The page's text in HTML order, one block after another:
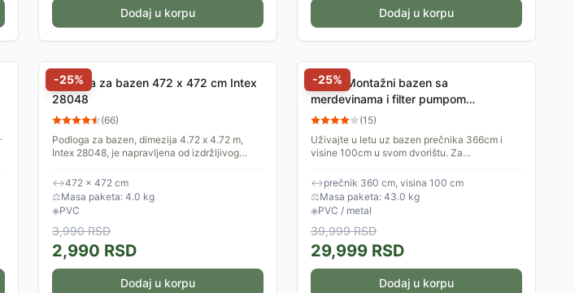
Dodaj u korpu Dodaj u korpu
-25%
Podloga za bazen 472 x 472 cm Intex
28048
(66)
Podloga za bazen, dimezija 4.72 x 4.72 m,
Intex 28048, je napravljena od izdržljivog
tokom cele sezone....
↔472 × 472 cm
⚖Masa paketa: 4.0 kg
◈PVC
3,990RSD
2,990 RSD
Dodaj u korpu
-25%
Avenli Montažni bazen sa
merdevinama i filter pumpom
360x100cm 8816L
(15)
Uživajte u letu uz bazen prečnika 366cm i
visine 100cm u svom dvorištu. Za
dvorištu i opuštanje tokom vrelih...
↔prečnik 360 cm, visina 100 cm
⚖Masa paketa: 43.0 kg
◈PVC / metal
39,999RSD
29,999 RSD
Dodaj u korpu